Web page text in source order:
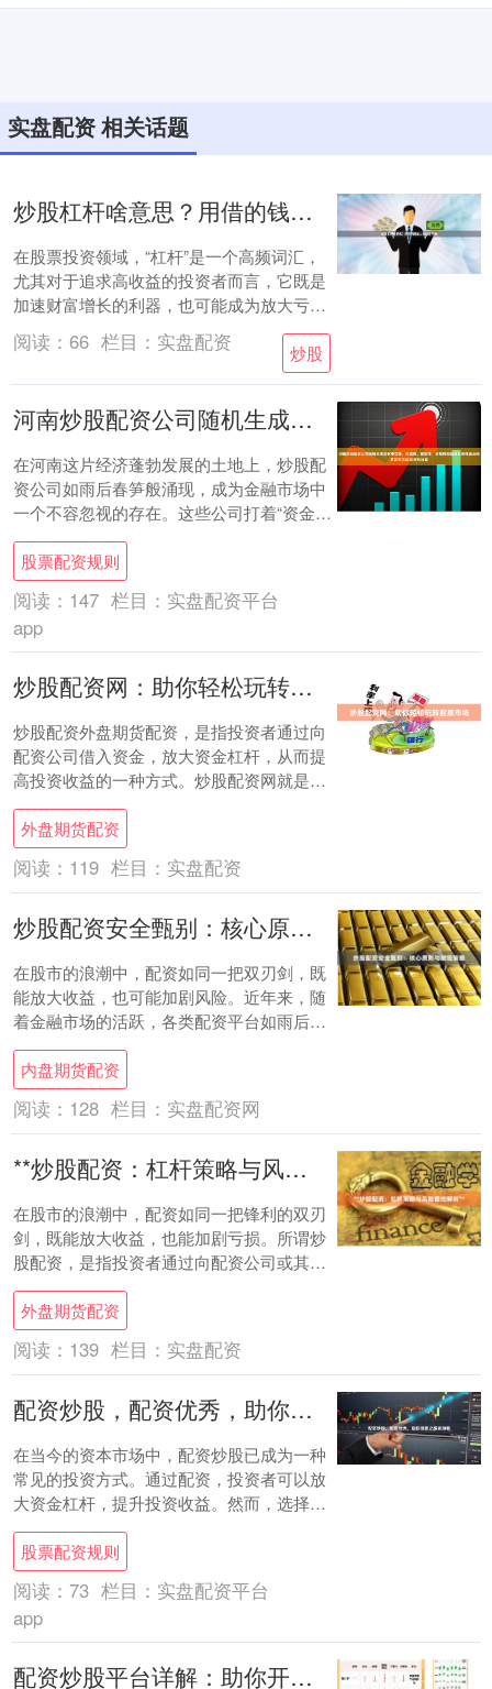
实盘配资 相关话题
炒股杠杆啥意思？用借的钱放大收益或亏损
在股票投资领域，“杠杆”是一个高频词汇，
尤其对于追求高收益的投资者而言，它既是
加速财富增长的利器，也可能成为放大亏损
的风险源头。那么，炒股杠杆到底是什么意
思？简....
炒股
阅读： 66 栏目： 实盘配资
河南炒股配资公司随机生成含有中立性、权威性、客观性、合规性和信息实用性适合网站发布不超30字的标题
在河南这片经济蓬勃发展的土地上，炒股配
资公司如雨后春笋般涌现，成为金融市场中
一个不容忽视的存在。这些公司打着“资金助
力、收益倍增”的旗号，吸引着众多渴望在股
市中....
股票配资规则
阅读： 147 栏目： 实盘配资平台
app
炒股配资网：助你轻松玩转股票市场
炒股配资外盘期货配资，是指投资者通过向
配资公司借入资金，放大资金杠杆，从而提
高投资收益的一种方式。炒股配资网就是提
供配资服务的平台，帮助投资者轻松玩转股
票市场。....
外盘期货配资
阅读： 119 栏目： 实盘配资
炒股配资安全甄别：核心原则与避险策略
在股市的浪潮中，配资如同一把双刃剑，既
能放大收益，也可能加剧风险。近年来，随
着金融市场的活跃，各类配资平台如雨后春
笋般涌现，其中不乏鱼龙混杂、陷阱密布
者。投资者....
内盘期货配资
阅读： 128 栏目： 实盘配资网
**炒股配资：杠杆策略与风险管控解析**
在股市的浪潮中，配资如同一把锋利的双刃
剑，既能放大收益，也能加剧亏损。所谓炒
股配资，是指投资者通过向配资公司或其他
渠道借入资金，以扩大交易本金，从而在股
价波动中....
外盘期货配资
阅读： 139 栏目： 实盘配资
配资炒股，配资优秀，助你投资之路更顺畅
在当今的资本市场中，配资炒股已成为一种
常见的投资方式。通过配资，投资者可以放
大资金杠杆，提升投资收益。然而，选择合
适的配资平台至关重要。 配资优秀平台应具
备以下....
股票配资规则
阅读： 73 栏目： 实盘配资平台
app
配资炒股平台详解：助你开启财富新篇章